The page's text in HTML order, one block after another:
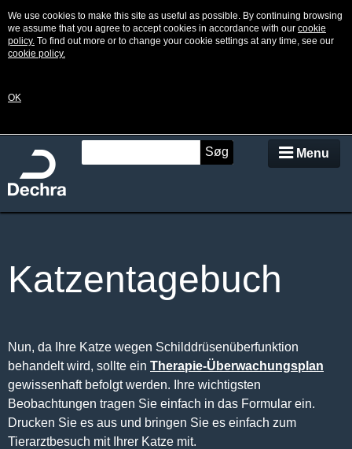
We use cookies to make this site as useful as possible. By continuing browsing
we assume that you agree to accept cookies in accordance with our cookie
policy. To find out more or to change your cookie settings at any time, see our
cookie policy.
OK
Søg Menu
Symptome
Behandlung
Glossar
Katzentagebuch
Nun, da Ihre Katze wegen Schilddrüsenüberfunktion
behandelt wird, sollte ein Therapie-Überwachungsplan
gewissenhaft befolgt werden. Ihre wichtigsten
Beobachtungen tragen Sie einfach in das Formular ein.
Drucken Sie es aus und bringen Sie es einfach zum
Tierarztbesuch mit Ihrer Katze mit.